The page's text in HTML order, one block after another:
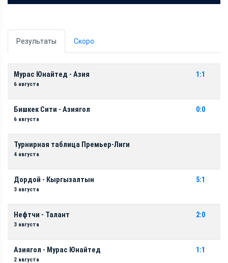
Результаты Скоро
Мурас Юнайтед - Азия
6 августа
1:1
Бишкек Сити - Азиягол
6 августа
0:0
Турнирная таблица Премьер-Лиги
4 августа
Дордой - Кыргызалтын
3 августа
5:1
Нефтчи - Талант
3 августа
2:0
Азиягол - Мурас Юнайтед
2 августа
1:1